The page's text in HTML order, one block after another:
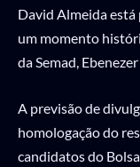
David Almeida está
um momento
da Semad,
A previsão de
homologação do
candidatos do